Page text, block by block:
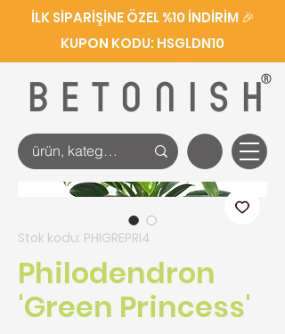
BETONISH
®
İLK SİPARİŞİNE ÖZEL %10 İNDİRİM 🎉
KUPON KODU: HSGLDN10
Stok kodu: PHIGREPRI4
Philodendron
'Green Princess'